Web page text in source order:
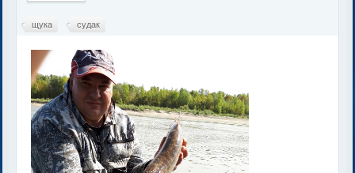
щука судак